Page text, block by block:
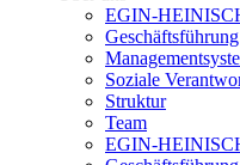
EGIN-
Geschäftsführung
Soziale
Struktur
Team
EGIN-